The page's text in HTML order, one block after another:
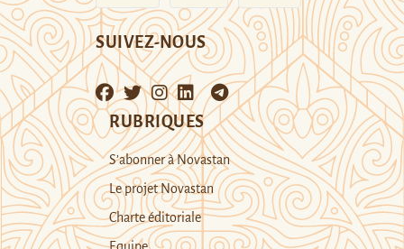
SUIVEZ-NOUS
RUBRIQUES
S’abonner à Novastan
Le projet Novastan
Charte éditoriale